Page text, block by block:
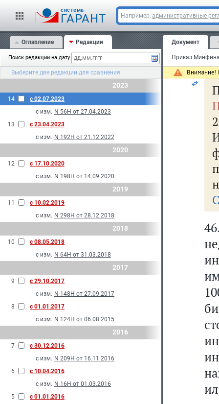
cистема
ГАРАНТ Например, административные
Оглавление Редакции
Поиск редакции на дату
Выберите две редакции для сравнения
2023
14
с 02.07.2023
с изм. N 56Н от 27.04.2023
13
с 23.04.2023
с изм. N 192Н от 21.12.2022
2020
12
с 17.10.2020
с изм. N 198Н от 14.09.2020
2019
11
с 10.02.2019
с изм. N 298Н от 28.12.2018
2018
10
с 08.05.2018
с изм. N 64Н от 31.03.2018
2017
9
с 29.10.2017
с изм. N 148Н от 27.09.2017
8
с 01.01.2017
с изм. N 124Н от 06.08.2015
2016
7
с 30.12.2016
с изм. N 209Н от 16.11.2016
6
с 10.04.2016
с изм. N 16Н от 01.03.2016
5
с 01.01.2016
Документ
Внимание!